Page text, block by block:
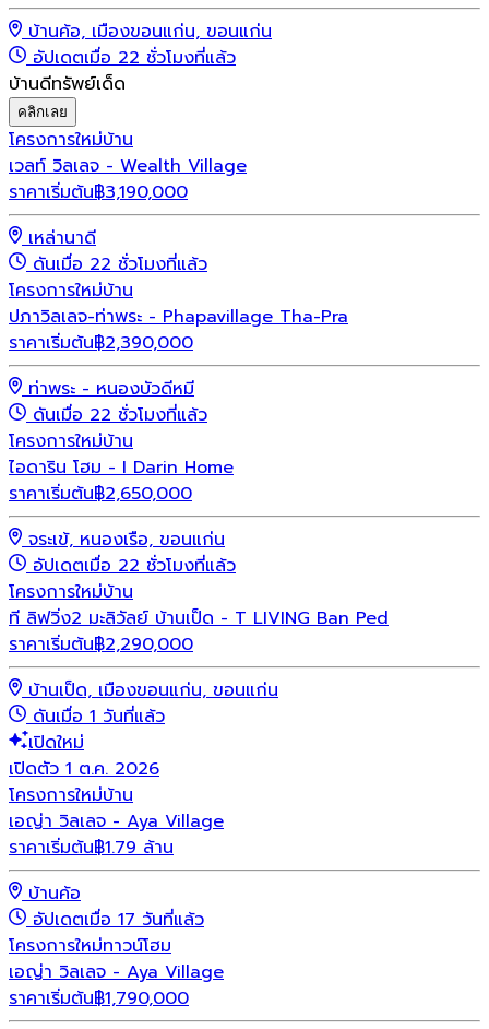
บ้านค้อ, เมืองขอนแก่น, ขอนแก่น
อัปเดตเมื่อ 22 ชั่วโมงที่แล้ว
บ้านดีทรัพย์เด็ด
คลิกเลย
โครงการใหม่บ้าน
เวลท์ วิลเลจ - Wealth Village
ราคาเริ่มต้น฿3,190,000
เหล่านาดี
ดันเมื่อ 22 ชั่วโมงที่แล้ว
โครงการใหม่บ้าน
ปภาวิลเลจ-ท่าพระ - Phapavillage Tha-Pra
ราคาเริ่มต้น฿2,390,000
ท่าพระ - หนองบัวดีหมี
ดันเมื่อ 22 ชั่วโมงที่แล้ว
โครงการใหม่บ้าน
ไอดาริน โฮม - I Darin Home
ราคาเริ่มต้น฿2,650,000
จระเข้, หนองเรือ, ขอนแก่น
อัปเดตเมื่อ 22 ชั่วโมงที่แล้ว
โครงการใหม่บ้าน
ที ลิฟวิ่ง2 มะลิวัลย์ บ้านเป็ด - T LIVING Ban Ped
ราคาเริ่มต้น฿2,290,000
บ้านเป็ด, เมืองขอนแก่น, ขอนแก่น
ดันเมื่อ 1 วันที่แล้ว
เปิดใหม่
เปิดตัว 1 ต.ค. 2026
โครงการใหม่บ้าน
เอญ่า วิลเลจ - Aya Village
ราคาเริ่มต้น฿1.79 ล้าน
บ้านค้อ
อัปเดตเมื่อ 17 วันที่แล้ว
โครงการใหม่ทาวน์โฮม
เอญ่า วิลเลจ - Aya Village
ราคาเริ่มต้น฿1,790,000